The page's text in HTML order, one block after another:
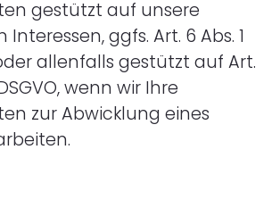
gestützt auf unsere
ggfs. Art. 6 Abs. 1
allenfalls gestützt auf Art.
wenn wir Ihre
zur Abwicklung eines